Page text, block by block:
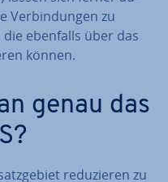
Ver­bin­dun­gen zu
ebenfalls über das
können.
genau das
re­du­zie­ren zu